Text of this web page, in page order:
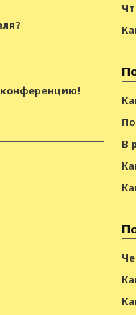
конференцию!
В